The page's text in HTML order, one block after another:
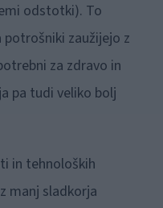
odstotki). To
potrošniki zaužijejo z
za zdravo in
pa tudi veliko bolj
in tehnoloških
manj sladkorja